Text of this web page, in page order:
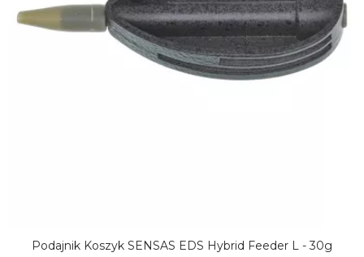
DODAJ DO KOSZYKA
Podajnik Koszyk SENSAS EDS Hybrid Feeder L - 30g